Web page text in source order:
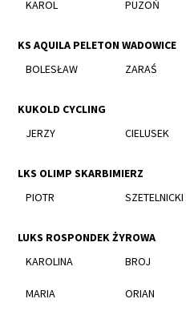
KAROL PUZOŃ
KS AQUILA PELETON WADOWICE
BOLESŁAW
ZARAŚ
KUKOLD CYCLING
JERZY
CIELUSEK
LKS OLIMP SKARBIMIERZ
PIOTR
SZETELNICKI
LUKS ROSPONDEK ŻYROWA
KAROLINA
BROJ
MARIA ORIAN